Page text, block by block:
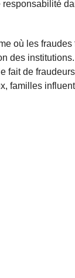
où les
des
fait de
familles